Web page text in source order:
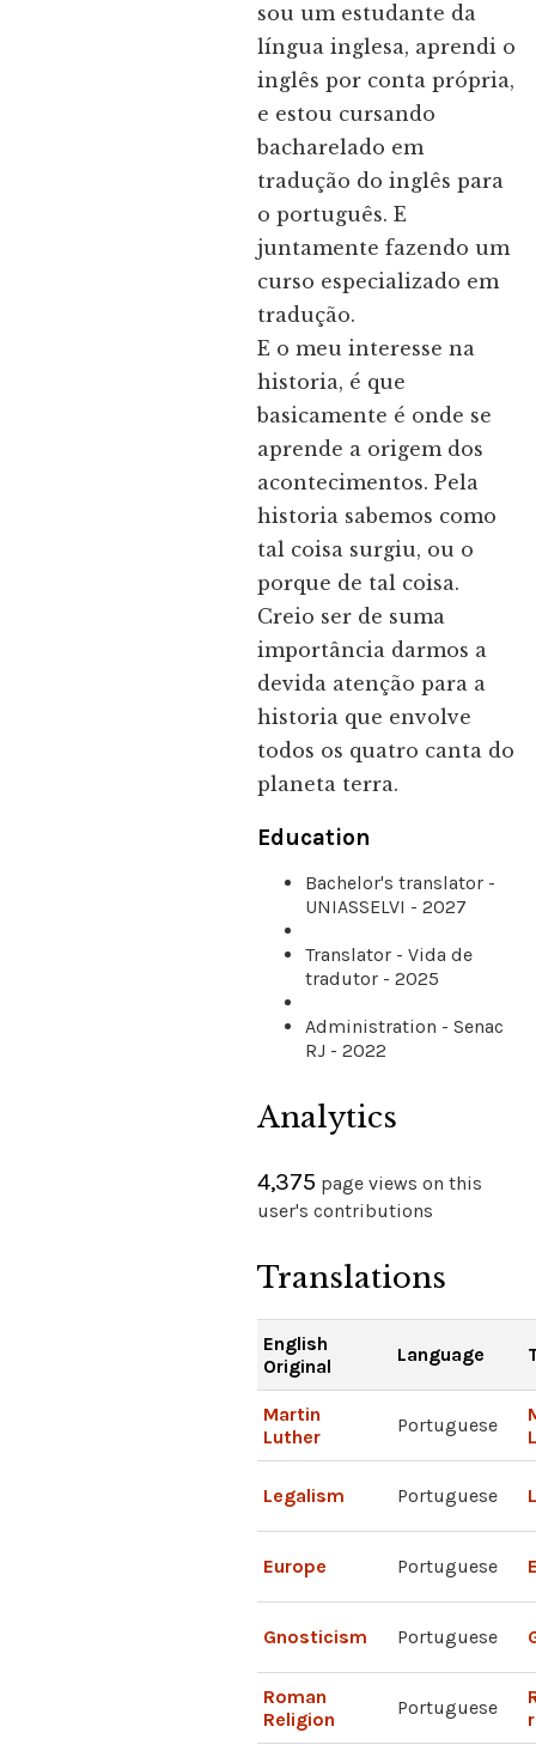
sou um estudante da
língua inglesa, aprendi o
inglês por conta própria,
e estou cursando
bacharelado em
tradução do inglês para
o português. E
juntamente fazendo um
curso especializado em
tradução.
E o meu interesse na
historia, é que
basicamente é onde se
aprende a origem dos
acontecimentos. Pela
historia sabemos como
tal coisa surgiu, ou o
porque de tal coisa.
Creio ser de suma
importância darmos a
devida atenção para a
historia que envolve
todos os quatro canta do
planeta terra.
Education
Bachelor's translator -
UNIASSELVI - 2027
Translator - Vida de
tradutor - 2025
Administration - Senac
RJ - 2022
Analytics
4,375 page views on this
user's contributions
Translations
English
Original
Language
Martin
Luther
Portuguese
Legalism Portuguese
Europe Portuguese
Gnosticism Portuguese
Roman
Religion
Portuguese